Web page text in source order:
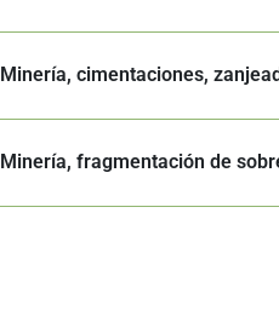
Minería, cimentaciones,
Minería, fragmentación de